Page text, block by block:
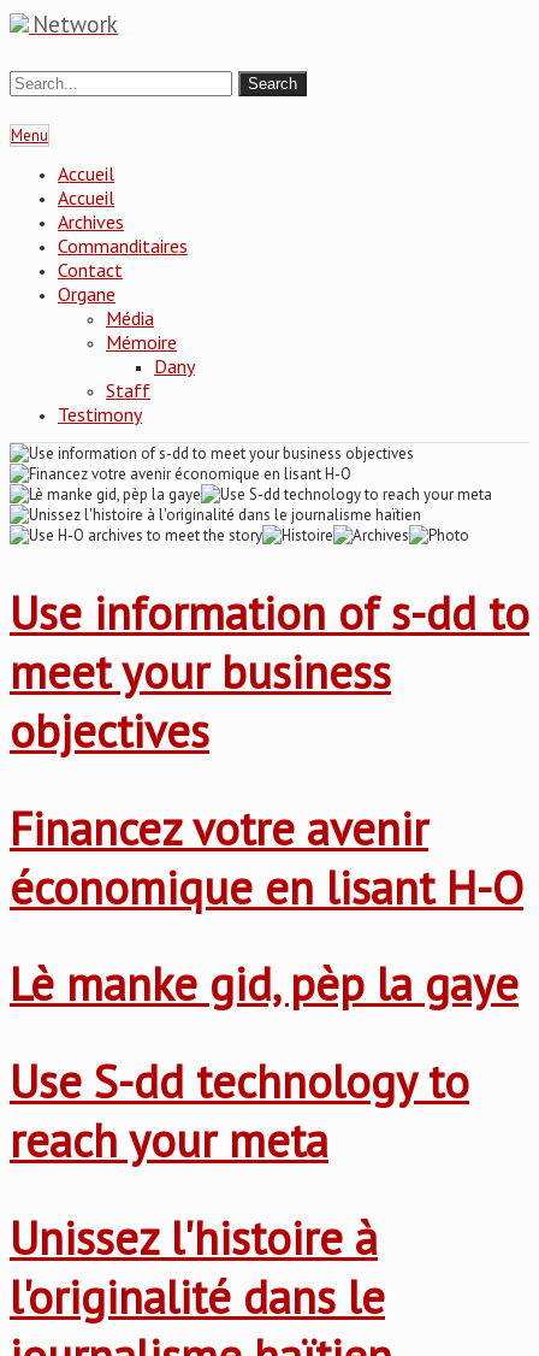
Network
Menu
Accueil
Accueil
Archives
Commanditaires
Contact
Organe
Média
Mémoire
Dany
Staff
Testimony
Use information of s-dd to
meet your business
objectives
Financez votre avenir
économique en lisant H-O
Lè manke gid, pèp la gaye
Use S-dd technology to
reach your meta
Unissez l'histoire à
l'originalité dans le